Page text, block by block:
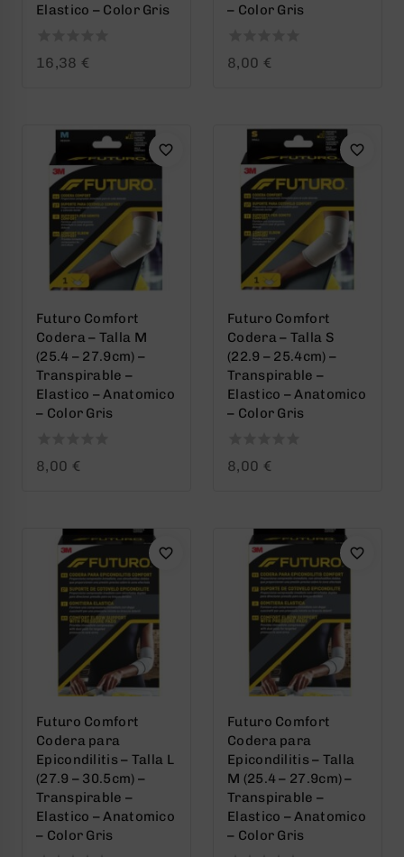
Elastico – Color Gris
016,38 €
– Color Gris
0
8,00 €
Futuro Comfort
Codera – Talla M
(25.4 – 27.9cm) –
Transpirable –
Elastico – Anatomico
– Color Gris
0
8,00 €
Futuro Comfort
Codera – Talla S
(22.9 – 25.4cm) –
Transpirable –
Elastico – Anatomico
– Color Gris
0
8,00 €
Futuro Comfort
Codera para
Epicondilitis – Talla L
(27.9 – 30.5cm) –
Transpirable –
Elastico – Anatomico
– Color Gris
Futuro Comfort
Codera para
Epicondilitis – Talla
M (25.4 – 27.9cm) –
Transpirable –
Elastico – Anatomico
– Color Gris